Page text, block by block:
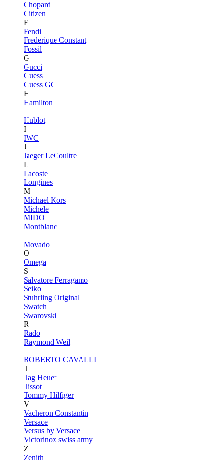
Chopard
Citizen
F
Fendi
Frederique Constant
Fossil
G
Gucci
Guess
Guess GC
H
Hamilton
Hublot
I
IWC
J
Jaeger LeCoultre
L
Lacoste
Longines
M
Michael Kors
Michele
MIDO
Montblanc
Movado
O
Omega
S
Salvatore Ferragamo
Seiko
Stuhrling Original
Swatch
Swarovski
R
Rado
Raymond Weil
ROBERTO CAVALLI
T
Tag Heuer
Tissot
Tommy Hilfiger
V
Vacheron Constantin
Versace
Versus by Versace
Victorinox swiss army
Z
Zenith